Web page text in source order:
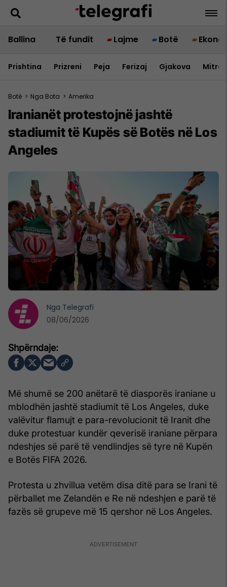
Ballina Të fundit Lajme Botë
Prishtina Prizreni Peja Ferizaj Gjakova
Botë > Nga Bota > Amerika
Iranianët protestojnë jashtë
stadiumit të Kupës së Botës në Los
Angeles
Më shumë se 200 anëtarë të diasporës iraniane u
mblodhën jashtë stadiumit të Los Angeles, duke
valëvitur flamujt e para-revolucionit të Iranit dhe
duke protestuar kundër qeverisë iraniane përpara
ndeshjes së parë të vendlindjes së tyre në Kupën
e Botës FIFA 2026.
Protesta u zhvillua vetëm disa ditë para se Irani të
përballet me Zelandën e Re në ndeshjen e parë të
fazës së grupeve më 15 qershor në Los Angeles.
Nga Telegrafi
08/06/2026